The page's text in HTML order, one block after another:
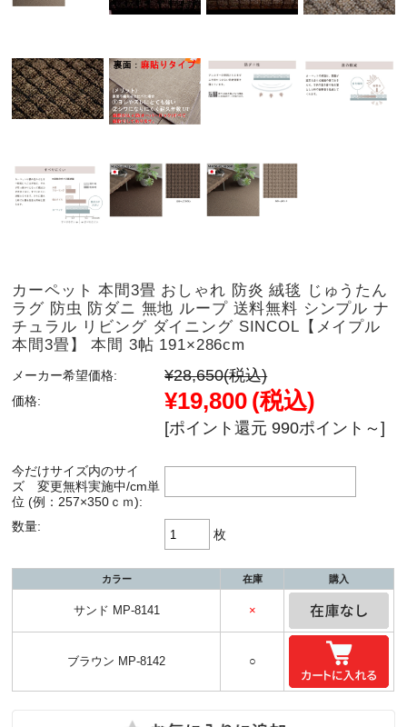
カーペット 本間3畳 おしゃれ 防炎 絨毯 じゅうたん
ラグ 防虫 防ダニ 無地 ループ 送料無料 シンプル ナ
チュラル リビング ダイニング SINCOL【メイプル
本間3畳】 本間 3帖 191×286cm
メーカー希望価格: ¥28,650(税込)
価格: ¥19,800 (税込)
[ポイント還元 990ポイント～]
今だけサイズ内のサイ
ズ 変更無料実施中/cm単
位 (例：257×350ｃｍ):
数量:
枚
カラー 在庫 購入
サンド MP-8141 ×
ブラウン MP-8142 ○